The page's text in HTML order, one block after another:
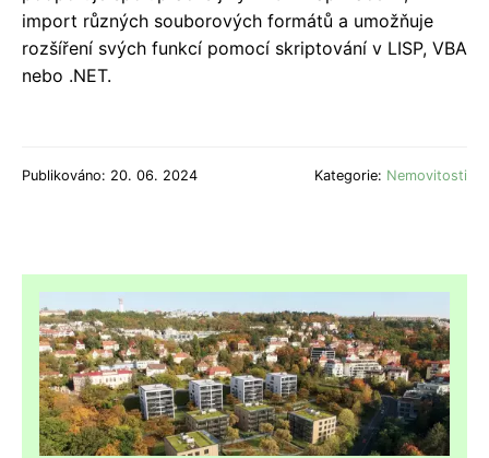
import různých souborových formátů a umožňuje
rozšíření svých funkcí pomocí skriptování v LISP, VBA
nebo .NET.
Publikováno: 20. 06. 2024 Kategorie: Nemovitosti